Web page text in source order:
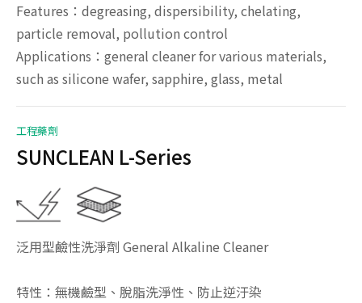
Features：degreasing, dispersibility, chelating,
particle removal, pollution control
Applications：general cleaner for various materials,
such as silicone wafer, sapphire, glass, metal
工程藥劑
SUNCLEAN L-Series
泛用型鹼性洗淨劑 General Alkaline Cleaner
特性：無機鹼型、脫脂洗淨性、防止逆汙染